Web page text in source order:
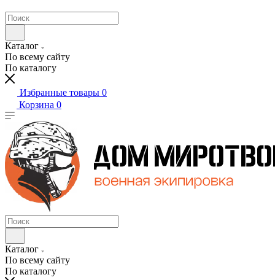
Каталог
По всему сайту
По каталогу
Избранные товары 0
Корзина 0
Каталог
По всему сайту
По каталогу